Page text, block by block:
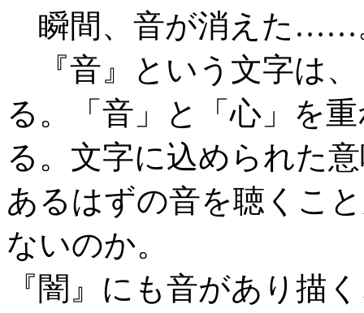
瞬間、音が消えた……
『音』という文字は
る。「音」と「心」を
る。文字に込められた
あるはずの音を聴くこ
ないのか。
『闇』にも音があり